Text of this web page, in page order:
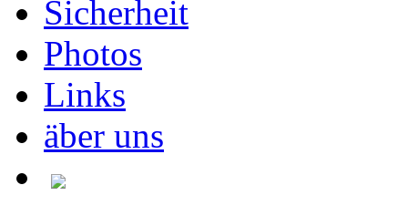
Sicherheit
Photos
Links
äber uns